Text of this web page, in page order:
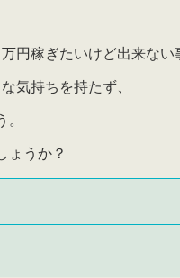
円稼ぎたいけど出来ない
気持ちを持たず、
ょうか？